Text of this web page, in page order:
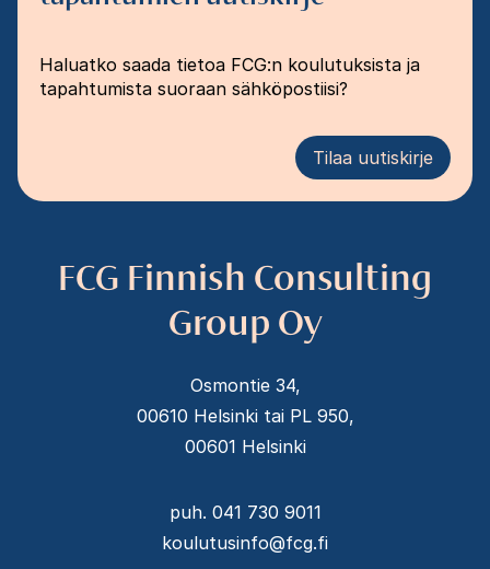
Haluatko saada tietoa FCG:n koulutuksista ja
tapahtumista suoraan sähköpostiisi?
Tilaa uutiskirje
FCG Finnish Consulting
Group Oy
Osmontie 34,
00610 Helsinki tai PL 950,
00601 Helsinki
puh. 041 730 9011
koulutusinfo@fcg.fi